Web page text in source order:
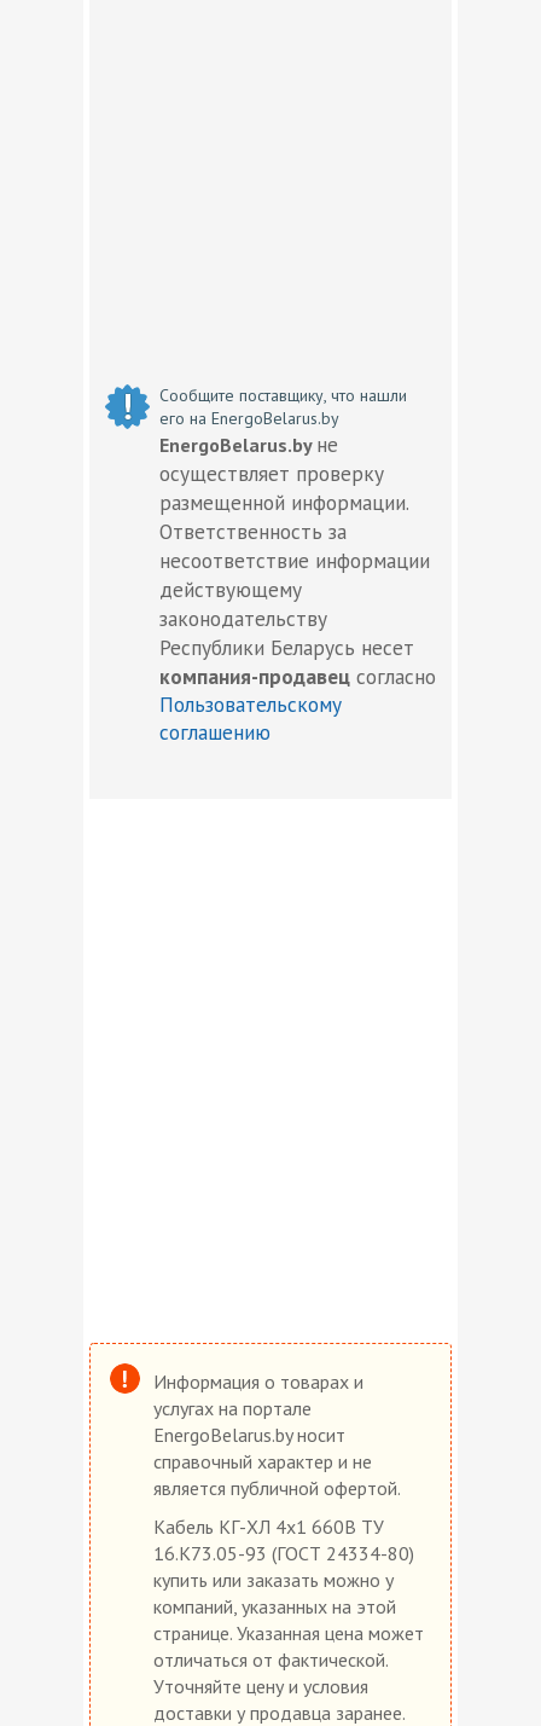
Сообщите поставщику, что нашли
его на EnergoBelarus.by
EnergoBelarus.by не
осуществляет проверку
размещенной информации.
Ответственность за
несоответствие информации
действующему
законодательству
Республики Беларусь несет
компания-продавец согласно
Пользовательскому
соглашению
Информация о товарах и
услугах на портале
EnergoBelarus.by носит
справочный характер и не
является публичной офертой.
Кабель КГ-ХЛ 4х1 660В ТУ
16.К73.05-93 (ГОСТ 24334-80)
купить или заказать можно у
компаний, указанных на этой
странице. Указанная цена может
отличаться от фактической.
Уточняйте цену и условия
доставки у продавца заранее.